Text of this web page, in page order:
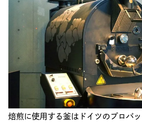
焙煎に使用する釜はドイツのプロバ